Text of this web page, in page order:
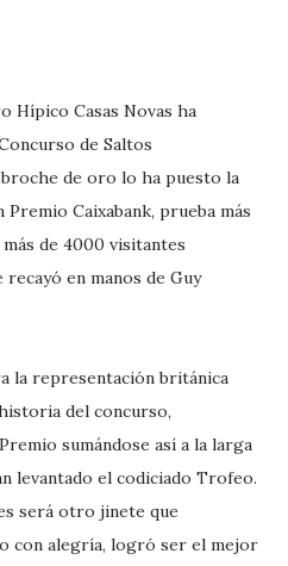
Hípico Casas Novas ha
de Saltos
de oro lo ha puesto la
Caixabank, prueba más
de 4000 visitantes
en manos de Guy
la representación británica
del concurso,
sumándose así a la larga
levantado el codiciado Trofeo.
será otro jinete que
con alegría, logró ser el mejor